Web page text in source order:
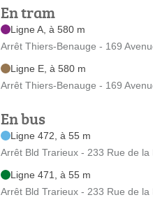
En tram
Ligne A, à 580 m
Arrêt Thiers-Benauge - 169
Ligne E, à 580 m
Arrêt Thiers-Benauge - 169
En bus
Ligne 472, à 55 m
Arrêt Bld Trarieux - 233 Rue de la
Ligne 471, à 55 m
Arrêt Bld Trarieux - 233 Rue de la